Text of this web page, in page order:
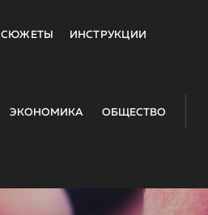
СЮЖЕТЫ ИНСТРУКЦИИ
ЭКОНОМИКА ОБЩЕСТВО